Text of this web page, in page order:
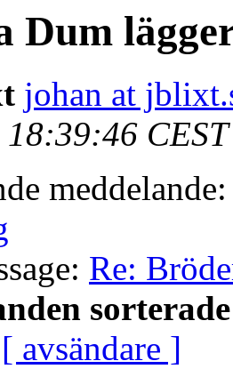
Dum
johan at
18:39:46
Re:
[ avsändare ]